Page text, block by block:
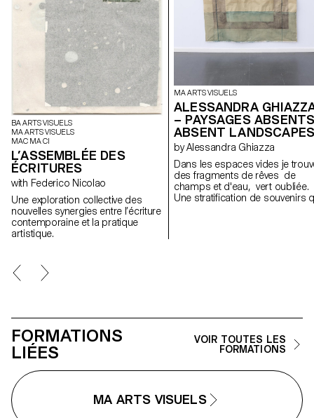
BA ARTS VISUELS
MA ARTS VISUELS
MAC MA CI
L’ASSEMBLÉE DES
ÉCRITURES
with Federico Nicolao
Une exploration collective des
nouvelles synergies entre l’écriture
contemporaine et la pratique
artistique.
MA ARTS VISUELS
ALESSANDRA
– PAYSAGES
ABSENT
by Alessandra Ghiazza
Dans les espaces vides je
des fragments de rêves de
champs et d'eau, vert oubliée.
Une stratification de souvenirs
FORMATIONS
LIÉES
VOIR TOUTES LES
FORMATIONS
MA ARTS VISUELS